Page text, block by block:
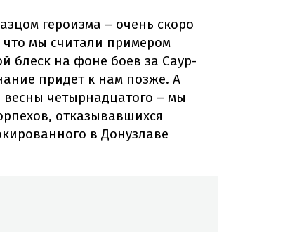
героизма – очень скоро
мы считали примером
блеск на фоне боев за Саур-
придет к нам позже. А
четырнадцатого – мы
отказывавшихся
в Донузлаве